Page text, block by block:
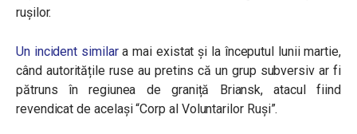
rușilor.
Un incident similara mai existat și la începutul lunii martie,
când autoritățile ruse au pretins că un grup subversiv ar fi
pătruns în regiunea de graniță Briansk, atacul fiind
revendicat de același“Corp al Voluntarilor Ruși”.